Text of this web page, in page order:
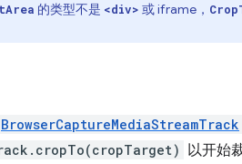
的类型不是 <div> 或 iframe，
BrowserCaptureMediaStreamTrack
以开始